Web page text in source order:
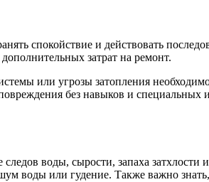
спокойствие и действовать
затрат на ремонт.
или угрозы затопления
без навыков и
воды, сырости, запаха
или гудение. Также важно